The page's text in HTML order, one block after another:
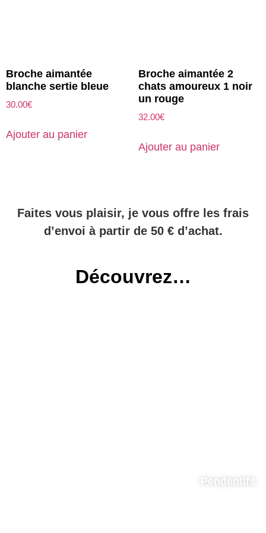
Broche aimantée
blanche sertie bleue
30.00€
Ajouter au panier
Broche aimantée 2
chats amoureux 1 noir
un rouge
32.00€
Ajouter au panier
Faites vous plaisir, je vous offre les frais
d’envoi à partir de 50 € d’achat.
Découvrez…
Pendentifs